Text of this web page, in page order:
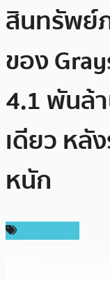
สินทรัพย์
ของ
4.1 พันล้
เดียว หลั
หนัก